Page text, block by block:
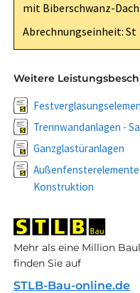
mit Biberschwanz-
Abrechnungseinheit: St
Weitere
Trennwandanlagen -
Ganzglastüranlagen
Konstruktion
Mehr als eine Million
finden Sie auf
STLB-Bau-online.de